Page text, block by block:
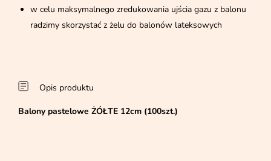
w celu maksymalnego zredukowania ujścia gazu z balonu
radzimy skorzystać z żelu do balonów lateksowych
Opis produktu
Balony pastelowe ŻÓŁTE 12cm (100szt.)